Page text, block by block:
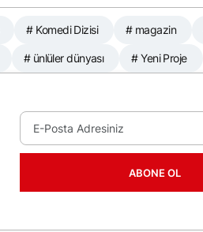
# Komedi Dizisi # magazin
# ünlüler dünyası # Yeni Proje
ABONE OL